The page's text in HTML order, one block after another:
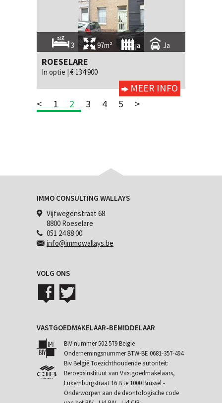
3 97m² ja Ja
ROESELARE
In optie | € 134 900
MEER INFO
<
1 2 3 4 5 >
IMMO CONSULTING WALLAYS
Vijfwegenstraat 68
8800 Roeselare
051 24 88 00
info@immowallays.be
VOLG ONS
VASTGOEDMAKELAAR-BEMIDDELAAR
BIV nummer 502.579 Belgie
Ondernemingsnummer BTW-BE 0681-357-494
Biv België Toezichthoudende autoriteit:
Beroepsinstituut van Vastgoedmakelaars,
Luxemburgstraat 16 B te 1000 Brussel -
Onderworpen aan de deontologische code